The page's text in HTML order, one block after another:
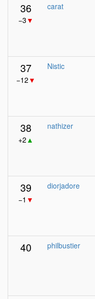
36
−3 ▼
carat
37
−12 ▼
Nistic
38
+2 ▲
nathizer
39
−1 ▼
diorjadore
40 philbustier